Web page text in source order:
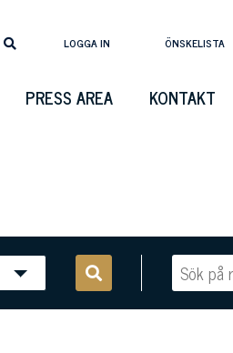
LOGGA IN ÖNSKELISTA
PRESS AREA KONTAKT